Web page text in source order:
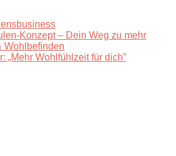
Konzept – Dein Weg zu mehr
Wohlbefinden
„Mehr Wohlfühlzeit für dich”